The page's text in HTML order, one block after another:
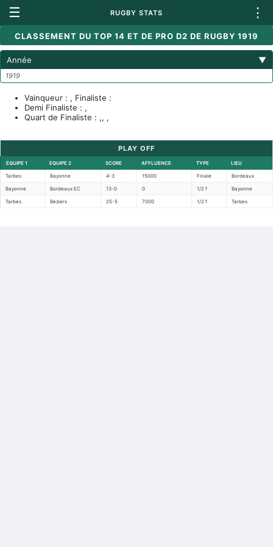
☰ RUGBY STATS ⋮
CLASSEMENT DU TOP 14 ET DE PRO D2 DE RUGBY 1919
Année ▼
1919
Vainqueur : , Finaliste :
Demi Finaliste : ,
Quart de Finaliste : ,, ,
PLAY OFF
EQUIPE 1 EQUIPE 2 SCORE AFFLUENCE TYPE LIEU
Tarbes Bayonne 4-3 15000 Finale Bordeaux
Bayonne Bordeaux EC 13-0 0 1/2 f Bayonne
Tarbes Beziers 25-5 7000 1/2 f Tarbes